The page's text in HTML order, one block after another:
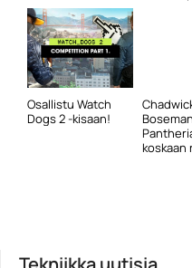
Osallistu Watch
Dogs 2 -kisaan!
koskaan